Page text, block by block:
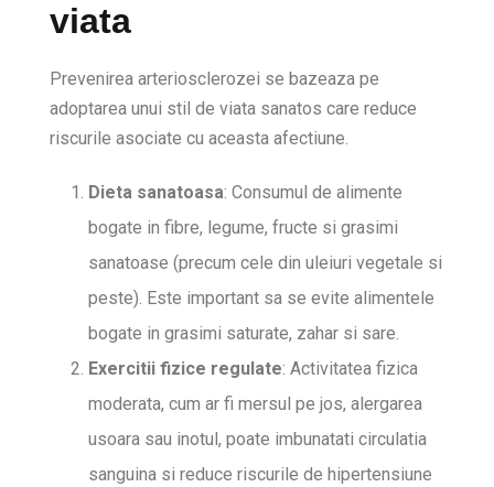
viata
Prevenirea arteriosclerozei se bazeaza pe
adoptarea unui stil de viata sanatos care reduce
riscurile asociate cu aceasta afectiune.
Dieta sanatoasa: Consumul de alimente
bogate in fibre, legume, fructe si grasimi
sanatoase (precum cele din uleiuri vegetale si
peste). Este important sa se evite alimentele
bogate in grasimi saturate, zahar si sare.
Exercitii fizice regulate: Activitatea fizica
moderata, cum ar fi mersul pe jos, alergarea
usoara sau inotul, poate imbunatati circulatia
sanguina si reduce riscurile de hipertensiune